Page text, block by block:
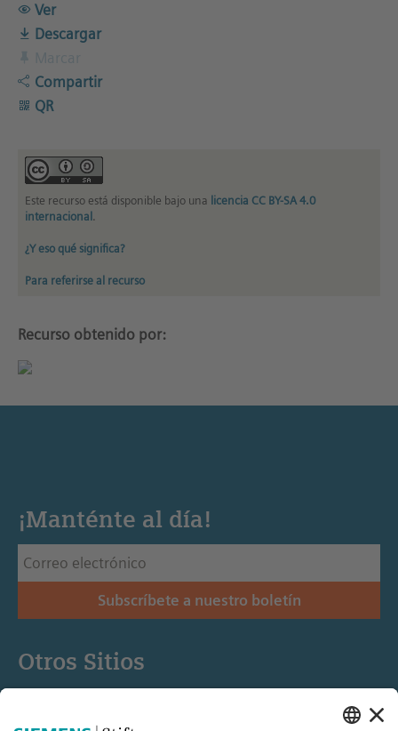
Ver
Descargar
Compartir
QR
Este recurso está disponible bajo una licencia CC BY-SA 4.0
internacional .
¿Y eso qué significa?
Para referirse al recurso
Recurso obtenido por:
¡Manténte al día!
Subscríbete a nuestro boletín
Otros Sitios